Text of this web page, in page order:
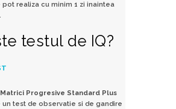
realiza cu minim 1 zi inaintea
testul de IQ?
Progresive Standard Plus
un test de observatie si de gandire